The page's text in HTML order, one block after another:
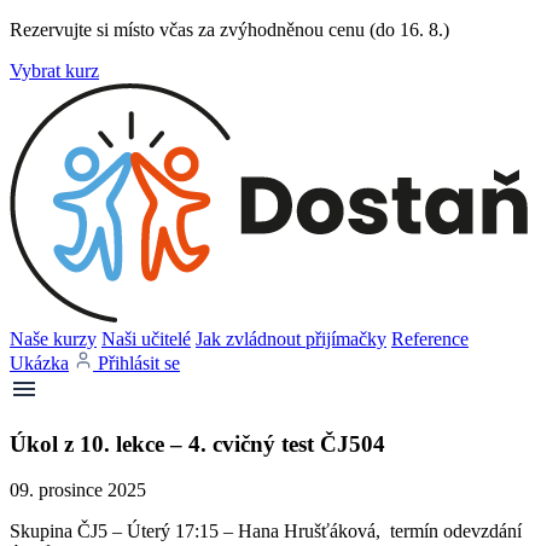
Rezervujte si místo včas za zvýhodněnou cenu (do 16. 8.)
Vybrat kurz
Naše kurzy Naši učitelé Jak zvládnout přijímačky Reference
Ukázka
Přihlásit se
Úkol z 10. lekce – 4. cvičný test ČJ504
09. prosince 2025
Skupina ČJ5 – Úterý 17:15 – Hana Hrušťáková, termín odevzdání